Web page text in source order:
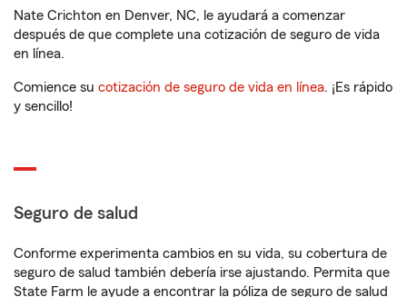
Nate Crichton en Denver, NC, le ayudará a comenzar
después de que complete una cotización de seguro de vida
en línea.
Comience su cotización de seguro de vida en línea. ¡Es rápido
y sencillo!
Seguro de salud
Conforme experimenta cambios en su vida, su cobertura de
seguro de salud también debería irse ajustando. Permita que
State Farm le ayude a encontrar la póliza de seguro de salud